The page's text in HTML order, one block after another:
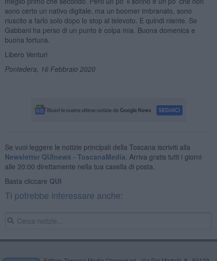
sono certo un nativo digitale, ma un boomer imbranato, sono
riuscito a farlo solo dopo lo stop al televoto. E quindi niente. Se
Gabbani ha perso di un punto è colpa mia. Buona domenica e
buona fortuna.
Libero Venturi
Pontedera, 16 Febbraio 2020
Se vuoi leggere le notizie principali della Toscana iscriviti alla
Newsletter QUInews - ToscanaMedia. Arriva gratis tutti i giorni
alle 20:00 direttamente nella tua casella di posta.
Basta cliccare QUI
Ti potrebbe interessare anche: